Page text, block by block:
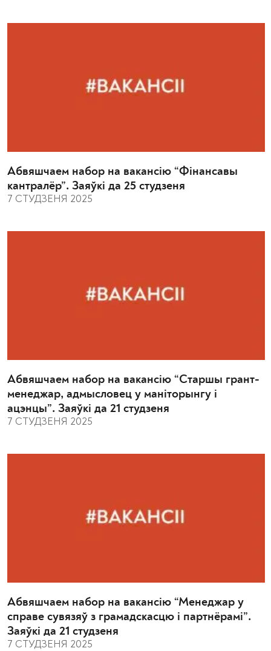
Абвяшчаем набор на вакансію “Фінансавы
кантралёр”. Заяўкі да 25 студзеня
7 СТУДЗЕНЯ 2025
Абвяшчаем набор на вакансію “Старшы грант-
менеджар, адмысловец у маніторынгу і
ацэнцы”. Заяўкі да 21 студзеня
7 СТУДЗЕНЯ 2025
Абвяшчаем набор на вакансію “Менеджар у
справе сувязяў з грамадскасцю і партнёрамі”.
Заяўкі да 21 студзеня
7 СТУДЗЕНЯ 2025